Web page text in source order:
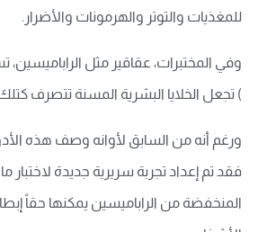
للمغذيات والتوتر والهرمونات والأضرار.
) تجعل الخلايا البشرية المسنة تتصرف
ورغم أنه من السابق لأوانه وصف هذه
فقد تم إعداد تجربة سريرية جديدة لاختبار
المنخفضة من الراباميسين يمكنها حقاً